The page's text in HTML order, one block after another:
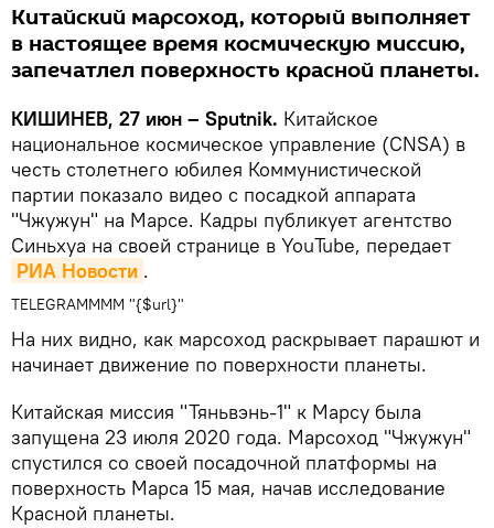
Китайский марсоход, который выполняет
в настоящее время космическую миссию,
запечатлел поверхность красной планеты.
КИШИНЕВ, 27 июн – Sputnik. Китайское
национальное космическое управление (CNSA) в
честь столетнего юбилея Коммунистической
партии показало видео с посадкой аппарата
"Чжужун" на Марсе. Кадры публикует агентство
Синьхуа на своей странице в YouTube, передает
РИА Новости .
TELEGRAMMMM "{$url}"
На них видно, как марсоход раскрывает парашют и
начинает движение по поверхности планеты.
Китайская миссия "Тяньвэнь-1" к Марсу была
запущена 23 июля 2020 года. Марсоход "Чжужун"
спустился со своей посадочной платформы на
поверхность Марса 15 мая, начав исследование
Красной планеты.